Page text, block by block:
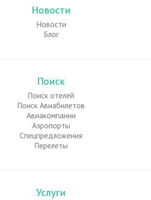
Новости
Новости
Блог
Поиск
Поиск отелей
Поиск Авиабилетов
Авиакомпании
Аэропорты
Спецпредложения
Перелеты
Услуги